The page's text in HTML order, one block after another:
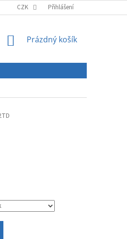
ÚDAJŮ DOPRAVA A PLATBA
CZK Přihlášení
NÁKUPNÍ
Prázdný košík